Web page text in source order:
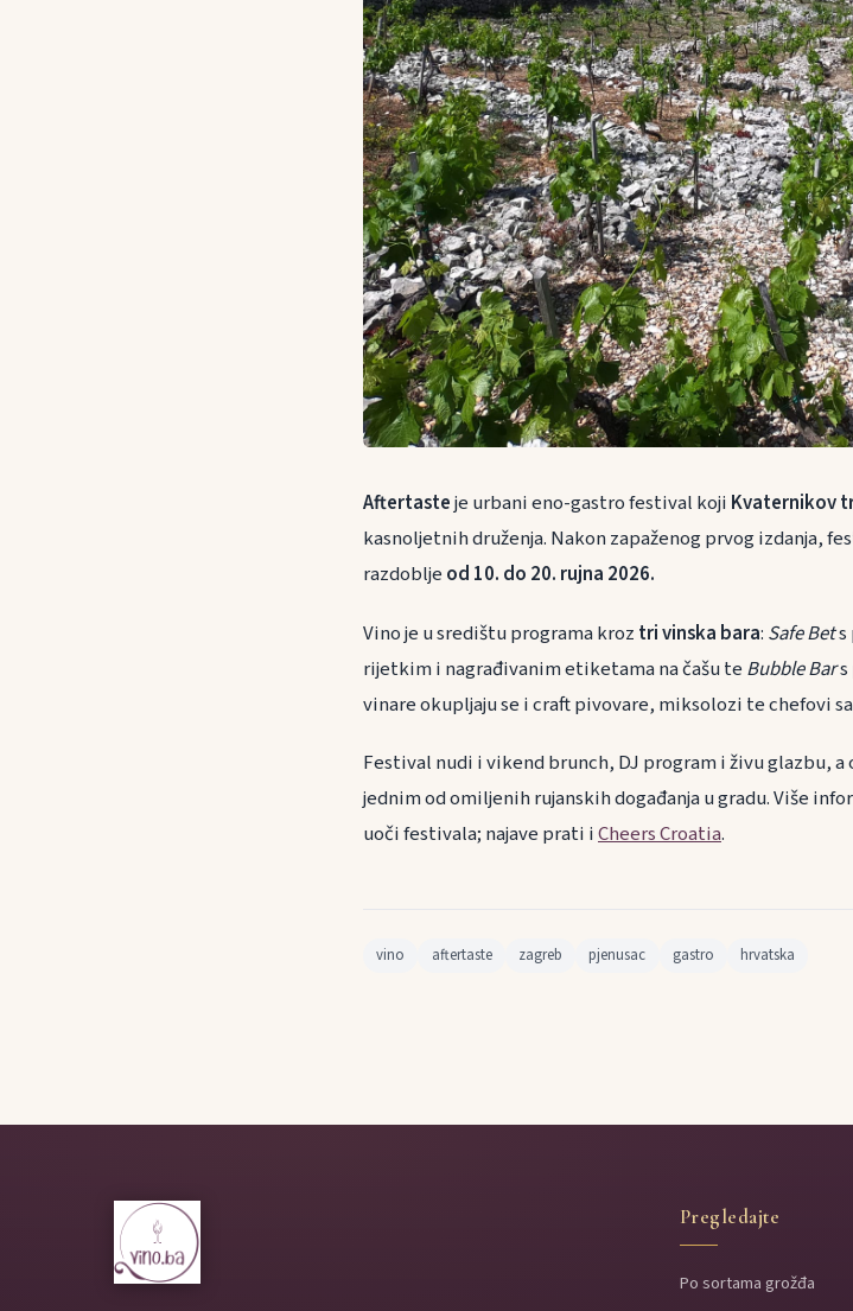
Aftertasteje urbani eno-gastro festival koji Kvaternikov
kasnoljetnih druženja. Nakon zapaženog prvog izdanja,
razdoblje od 10. do 20. rujna 2026.
Vino je u središtu programa kroz tri vinska bara: Safe Bets
rijetkim i nagrađivanim etiketama na čašu te Bubble Bars
vinare okupljaju se i craft pivovare, miksolozi te chefovi
Festival nudi i vikend brunch, DJ program i živu glazbu,
jednim od omiljenih rujanskih događanja u gradu. Više
uoči festivala; najave prati iCheers Croatia.
vino aftertaste zagreb pjenusac gastro hrvatska
Pregledajte
Po sortama grožđa